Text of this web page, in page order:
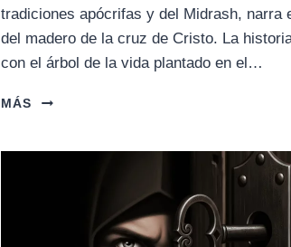
tradiciones apócrifas y del Midrash, narra
del madero de la cruz de Cristo. La
con el árbol de la vida plantado en el…
MÁS
LA